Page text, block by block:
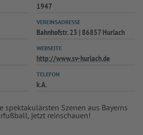
1947
VEREINSADRESSE
Bahnhofstr. 23 | 86857 Hurlach
WEBSEITE
http://www.sv-hurlach.de
TELEFON
k.A.
spektakulärsten Szenen aus Bayerns
jetzt reinschauen!